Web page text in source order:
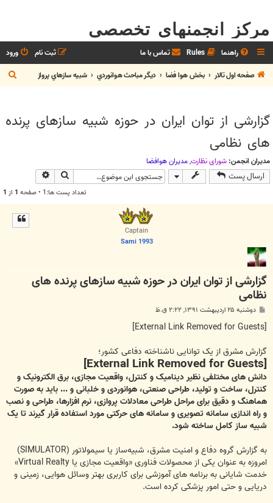
مرکز انجمنهای تخصصی
راهنما Rules تماس با ما ورود
ثبت نام
صفحه اول تالار
بخش هوا فضا ديگر مباحث هوانوردي شبيه سازهاي پرواز
س
جگزارشی از توان ایران در حوزه شبیه سازهای پرنده
های نظامی
مدیران انجمن: شوراي نظارت,مديران هوافضا
ارسال پست جستجو
تعداد پست ها:1 • صفحه 1 از 1
Captain
Sami 1993
گزارشی از توان ایران در حوزه شبیه سازهای پرنده های
نظامی
ت
دوشنبه ۲۵ اردیبهشت ۱۳۹۱, ۲:۲۲ ق.ظ
[External Link Removed for Guests]
گزارش مشرق از یک توانایی ناشناخته دفاعی کشور؛
[External Link Removed for Guests]
دانش های مختلفی نظیر دینامیک و کنترل، واقعیت مجازی، برق الکترونیک و
کنترل، ساخت و تولید، طراحی صنعتی، هوانوردی و خلبانی و ... باید به صورت
هماهنگ و دقیق برای مراحل طراحی معادلات پروازی، نرم افزارها، طراحی و نصب
و راه اندازی سامانه تصویری و سامانه های حرکتی مورد استفاده قرار گیرند تا یک
شبیه ساز کامل ساخته شود.
به گزارش گروه دفاع و امنیت مشرق، شبیه‌ساز یا سیمولاتور (SIMULATOR)
امروزه به عنوان یکی از محصولات فناوری «واقعیت مجازی یا Virtual Realty»
خدمت شایانی به برنامه های آموزشی برای کاربری بهتر وسائل هوایی، زمینی و
دریایی و حتی امور پزشکی کرده است.